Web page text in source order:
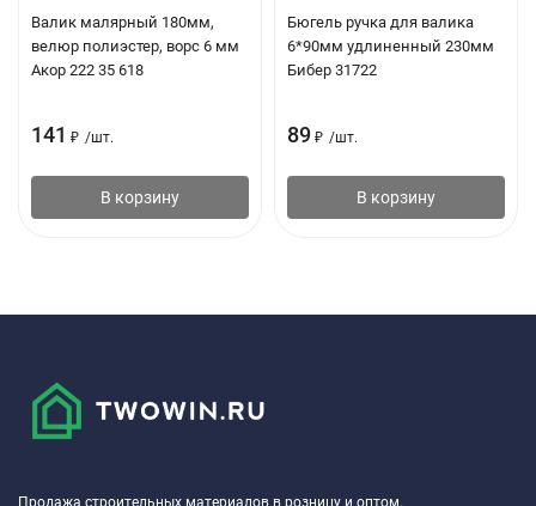
Валик малярный 180мм,
велюр полиэстер, ворс 6 мм
Акор 222 35 618
141 ₽ /шт.
В корзину
Бюгель ручка для валика
6*90мм удлиненный 230мм
Бибер 31722
89 ₽ /шт.
В корзину
Продажа строительных материалов в розницу и оптом.